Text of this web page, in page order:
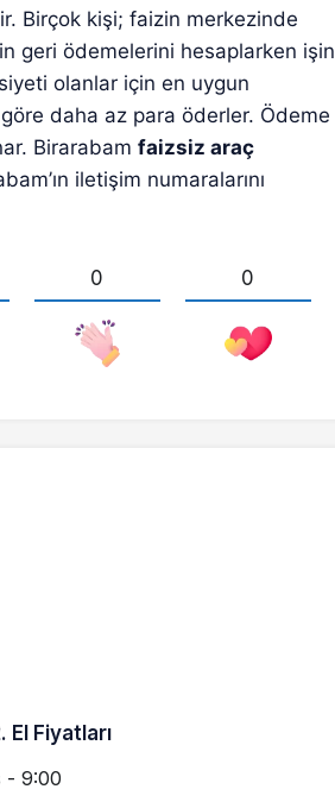
Birçok kişi; faizin merkezinde
geri ödemelerini hesaplarken işin
olanlar için en uygun
daha az para öderler. Ödeme
Birarabamfaizsiz araç
iletişim numaralarını
0 0
El Fiyatları
- 9:00